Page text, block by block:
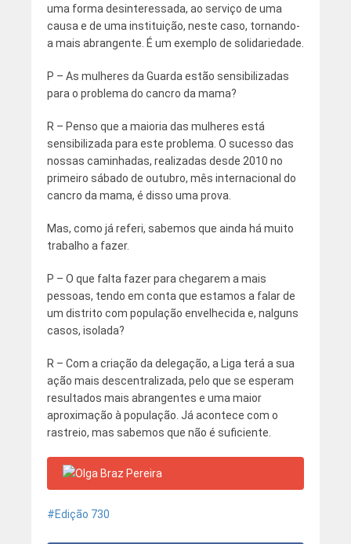
uma forma desinteressada, ao serviço de uma
causa e de uma instituição, neste caso, tornando-
a mais abrangente. É um exemplo de solidariedade.
P – As mulheres da Guarda estão sensibilizadas
para o problema do cancro da mama?
R – Penso que a maioria das mulheres está
sensibilizada para este problema. O sucesso das
nossas caminhadas, realizadas desde 2010 no
primeiro sábado de outubro, mês internacional do
cancro da mama, é disso uma prova.
Mas, como já referi, sabemos que ainda há muito
trabalho a fazer.
P – O que falta fazer para chegarem a mais
pessoas, tendo em conta que estamos a falar de
um distrito com população envelhecida e, nalguns
casos, isolada?
R – Com a criação da delegação, a Liga terá a sua
ação mais descentralizada, pelo que se esperam
resultados mais abrangentes e uma maior
aproximação à população. Já acontece com o
rastreio, mas sabemos que não é suficiente.
Edição 730